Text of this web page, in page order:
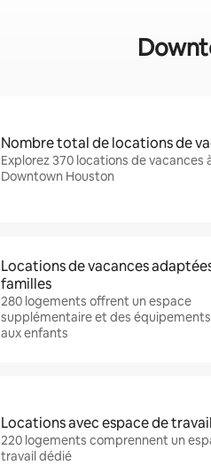
Nombre total de locations de
Explorez 370 locations de vacances
Downtown Houston
Locations de vacances
familles
280 logements offrent un espace
supplémentaire et des
aux enfants
Locations avec espace de
220 logements comprennent un
travail dédié